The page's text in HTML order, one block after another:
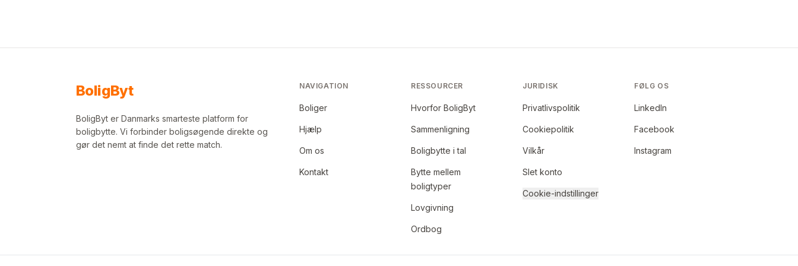
BoligByt
BoligByt er Danmarks smarteste platform for
boligbytte. Vi forbinder boligsøgende direkte og
gør det nemt at finde det rette match.
NAVIGATION
Boliger
Hjælp
Om os
Kontakt
RESSOURCER
Hvorfor BoligByt
Sammenligning
Boligbytte i tal
Bytte mellem
boligtyper
Lovgivning
Ordbog
JURIDISK
Privatlivspolitik
Cookiepolitik
Vilkår
Slet konto
Cookie-indstillinger
FØLG OS
LinkedIn
Facebook
Instagram